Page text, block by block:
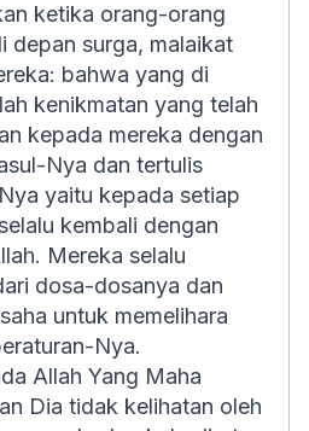
ketika orang-orang
depan surga, malaikat
bahwa yang di
kenikmatan yang telah
kepada mereka dengan
Nya dan tertulis
yaitu kepada setiap
kembali dengan
Mereka selalu
dosa-dosanya dan
untuk memelihara
Nya.
Allah Yang Maha
Dia tidak kelihatan oleh